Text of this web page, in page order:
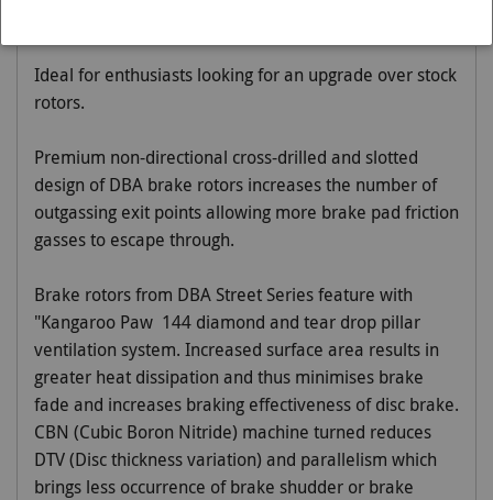
Ideal for enthusiasts looking for an upgrade over stock
rotors.
Premium non-directional cross-drilled and slotted
design of DBA brake rotors increases the number of
outgassing exit points allowing more brake pad friction
gasses to escape through.
Brake rotors from DBA Street Series feature with
"Kangaroo Paw  144 diamond and tear drop pillar
ventilation system. Increased surface area results in
greater heat dissipation and thus minimises brake
fade and increases braking effectiveness of disc brake.
CBN (Cubic Boron Nitride) machine turned reduces
DTV (Disc thickness variation) and parallelism which
brings less occurrence of brake shudder or brake